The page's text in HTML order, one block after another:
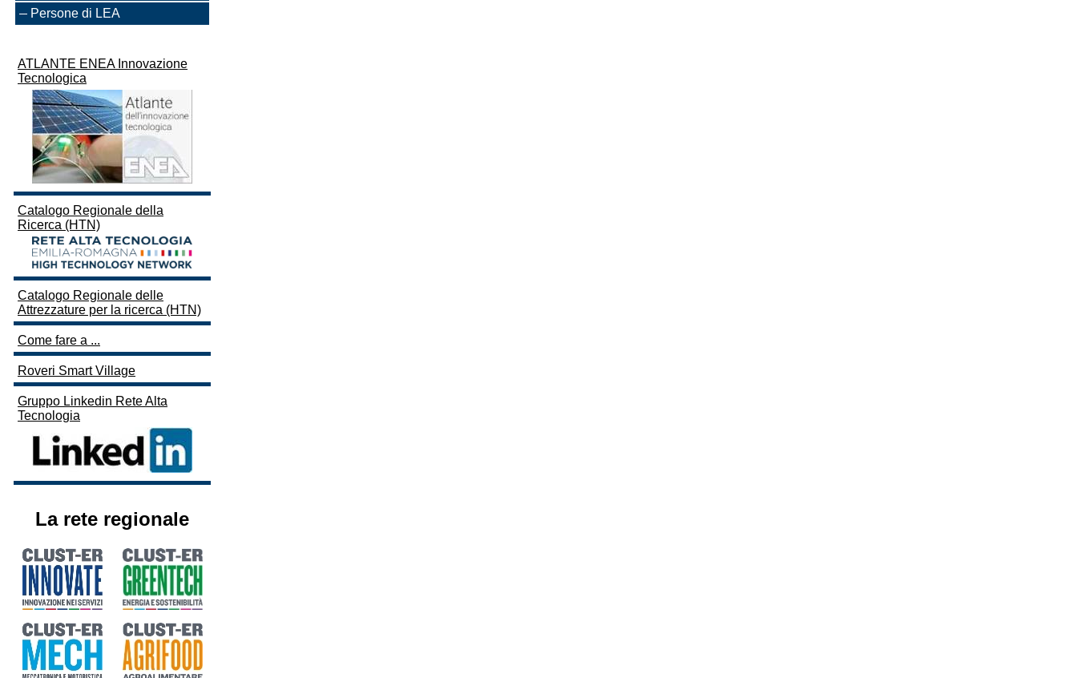
Persone di LEA
ATLANTE ENEA Innovazione
Tecnologica
Catalogo Regionale della
Ricerca (HTN)
Catalogo Regionale delle
Attrezzature per la ricerca (HTN)
Come fare a ...
Roveri Smart Village
Gruppo Linkedin Rete Alta
Tecnologia
La rete regionale